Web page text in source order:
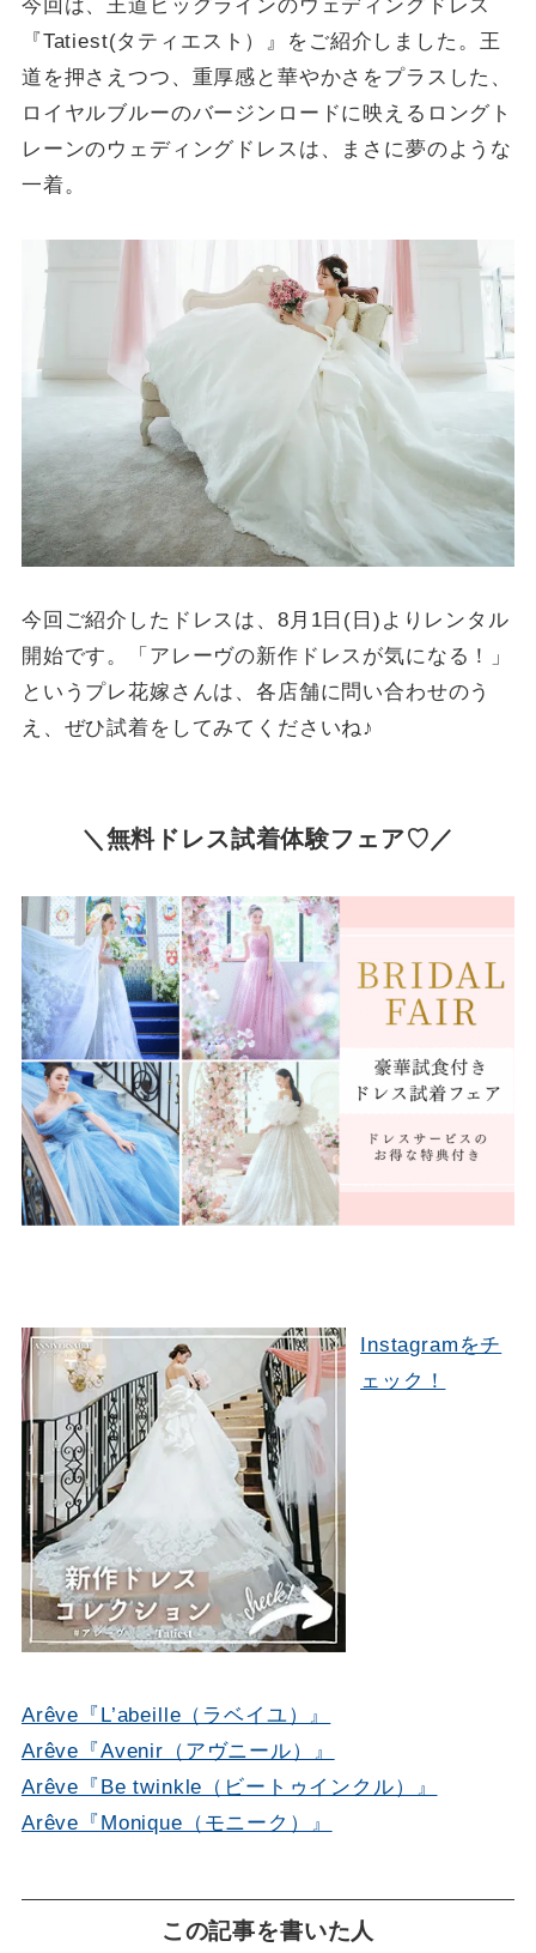
今回は、王道ビッグラインのウェディングドレス
『Tatiest(タティエスト）』をご紹介しました。王
道を押さえつつ、重厚感と華やかさをプラスした、
ロイヤルブルーのバージンロードに映えるロングト
レーンのウェディングドレスは、まさに夢のような
一着。
今回ご紹介したドレスは、8月1日(日)よりレンタル
開始です。「アレーヴの新作ドレスが気になる！」
というプレ花嫁さんは、各店舗に問い合わせのう
え、ぜひ試着をしてみてくださいね♪
＼無料ドレス試着体験フェア♡／
Instagramをチ
ェック！
Arêve『L’abeille（ラベイユ）』
Arêve『Avenir（アヴニール）』
Arêve『Be twinkle（ビートゥインクル）』
Arêve『Monique（モニーク）』
この記事を書いた人